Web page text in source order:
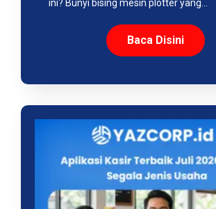
ini? Bunyi bising mesin plotter yang…
Baca Disini